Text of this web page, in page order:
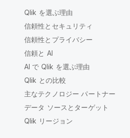
Qlik を選ぶ理由
信頼性とセキュリティ
信頼性とプライバシー
信頼と AI
AI で Qlik を選ぶ理由
Qlik との比較
主なテクノロジー パートナー
データ ソースとターゲット
Qlik リージョン